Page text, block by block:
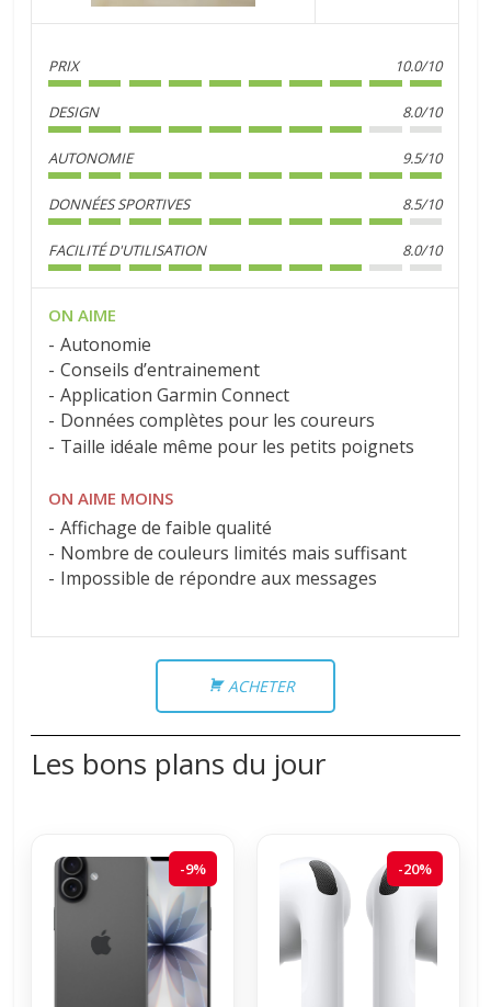
PRIX 10.0/10
DESIGN 8.0/10
AUTONOMIE 9.5/10
DONNÉES SPORTIVES 8.5/10
FACILITÉ D'UTILISATION 8.0/10
ON AIME
Autonomie
Conseils d’entrainement
Application Garmin Connect
Données complètes pour les coureurs
Taille idéale même pour les petits poignets
ON AIME MOINS
Affichage de faible qualité
Nombre de couleurs limités mais suffisant
Impossible de répondre aux messages
ACHETER
Les bons plans du jour
-9% -20%